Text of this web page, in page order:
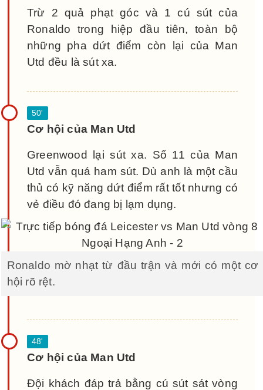
Trừ 2 quả phạt góc và 1 cú sút của
Ronaldo trong hiệp đầu tiên, toàn bộ
những pha dứt điểm còn lại của Man
Utd đều là sút xa.
Cơ hội của Man Utd
Greenwood lại sút xa. Số 11 của Man
Utd vẫn quá ham sút. Dù anh là một cầu
thủ có kỹ năng dứt điểm rất tốt nhưng có
vẻ điều đó đang bị lạm dụng.
Ronaldo mờ nhạt từ đầu trận và mới có một cơ
hội rõ rệt.
Cơ hội của Man Utd
Đội khách đáp trả bằng cú sút sát vòng